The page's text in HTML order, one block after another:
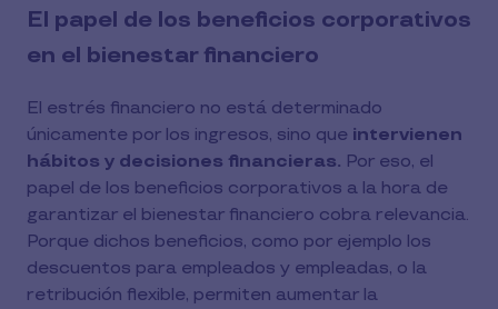
El papel de los beneficios corporativos
en el bienestar financiero
El estrés financiero no está determinado
únicamente por los ingresos, sino que intervienen
hábitos y decisiones financieras. Por eso, el
papel de los beneficios corporativos a la hora de
garantizar el bienestar financiero cobra relevancia.
Porque dichos beneficios, como por ejemplo los
descuentos para empleados y empleadas, o la
retribución flexible, permiten aumentar la